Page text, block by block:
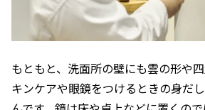
もともと、洗面所の壁にも雲の形や
キンケアや眼鏡をつけるときの身だ